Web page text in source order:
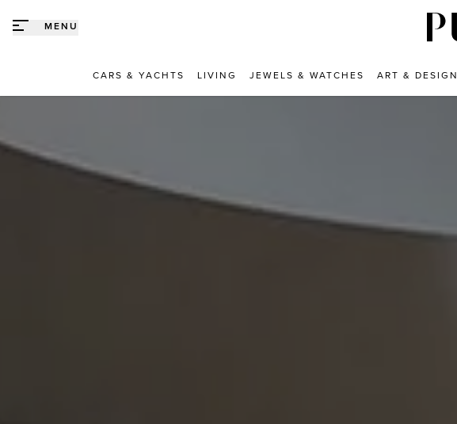
MENU
CARS & YACHTS LIVING JEWELS & WATCHES ART & DESIGN